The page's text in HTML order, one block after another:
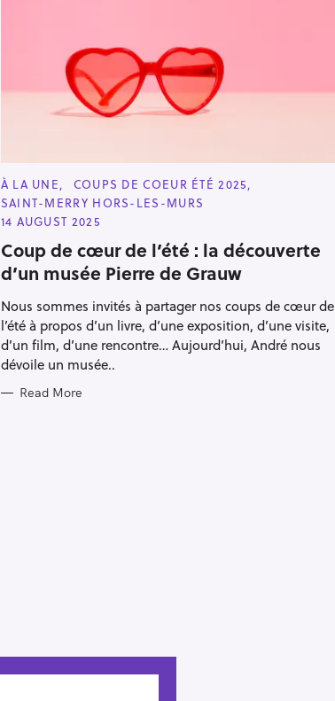
C
A
T
E
O
R
I
E
À LA UNE
COUPS DE COEUR ÉTÉ 2025
SAINT-MERRY HORS-LES-MURS
14 AUGUST 2025
Coup de cœur de l’été : la découverte
d’un musée Pierre de Grauw
Nous sommes invités à partager nos coups de cœur de
l’été à propos d’un livre, d’une exposition, d’une visite,
d’un film, d’une rencontre… Aujourd’hui, André nous
dévoile un musée..
Read More